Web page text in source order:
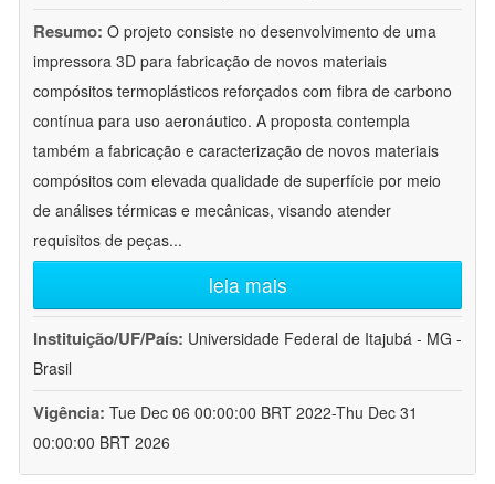
Resumo: O projeto consiste no desenvolvimento de uma
impressora 3D para fabricação de novos materiais
compósitos termoplásticos reforçados com fibra de carbono
contínua para uso aeronáutico. A proposta contempla
também a fabricação e caracterização de novos materiais
compósitos com elevada qualidade de superfície por meio
de análises térmicas e mecânicas, visando atender
requisitos de peças...
leia mais
Instituição/UF/País: Universidade Federal de Itajubá - MG -
Brasil
Vigência: Tue Dec 06 00:00:00 BRT 2022-Thu Dec 31
00:00:00 BRT 2026